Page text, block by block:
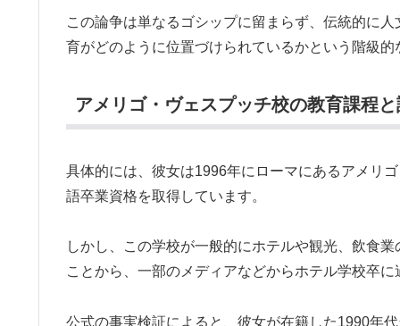
この論争は単なるゴシップに留まらず、伝統的に
育がどのように位置づけられているかという階級
アメリゴ・ヴェスプッチ校の教育課程
具体的には、彼女は1996年にローマにあるアメリ
語卒業資格を取得しています。
しかし、この学校が一般的にホテルや観光、飲食
ことから、一部のメディアなどからホテル学校卒
公式の事実検証によると、彼女が在籍した1990年